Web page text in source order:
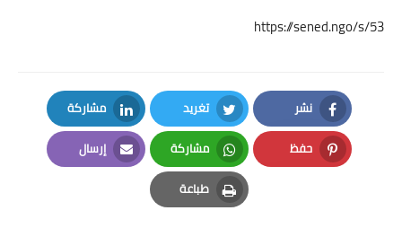
https://sened.ngo/s/53
نشر
Facebook
تغريد
Twitter
مشاركة
LinkedIn
حفظ
Pinterest
مشاركة
Whatsapp
إرسال
Email
طباعة
Print